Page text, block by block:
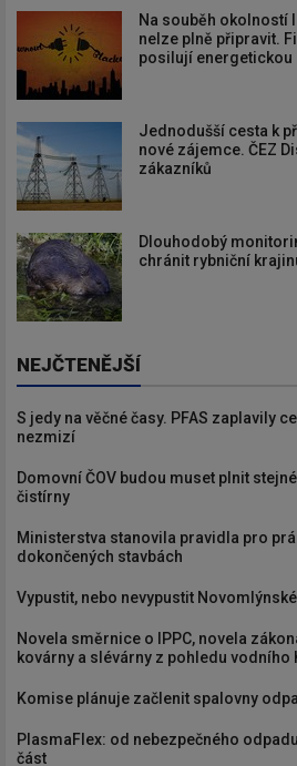
Na souběh okolností
nelze plně připravit.
posilují
Jednodušší cesta k
nové zájemce. ČEZ
zákazníků
Dlouhodobý
chránit rybniční
NEJČTENĚJŠÍ
S jedy na věčné časy. PFAS zaplavily
nezmizí
Domovní ČOV budou muset plnit
čistírny
Ministerstva stanovila pravidla pro
dokončených stavbách
Vypustit, nebo nevypustit
Novela směrnice o IPPC, novela
kovárny a slévárny z pohledu
Komise plánuje začlenit spalovny
PlasmaFlex: od nebezpečného
část